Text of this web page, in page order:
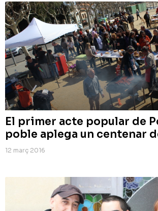
El primer acte popular de
poble aplega un centenar
12 març 2016